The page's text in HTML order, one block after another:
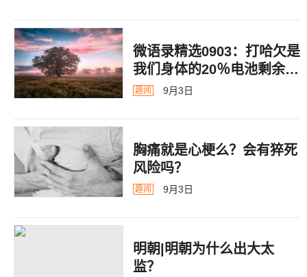
微语录精选0903：打哈欠是
我们身体的20％电池剩余警
告
趣闻 9月3日
胸痛就是心梗么？会有猝死
风险吗？
趣闻 9月3日
明朝|明朝为什么出大太
监？ ​​​